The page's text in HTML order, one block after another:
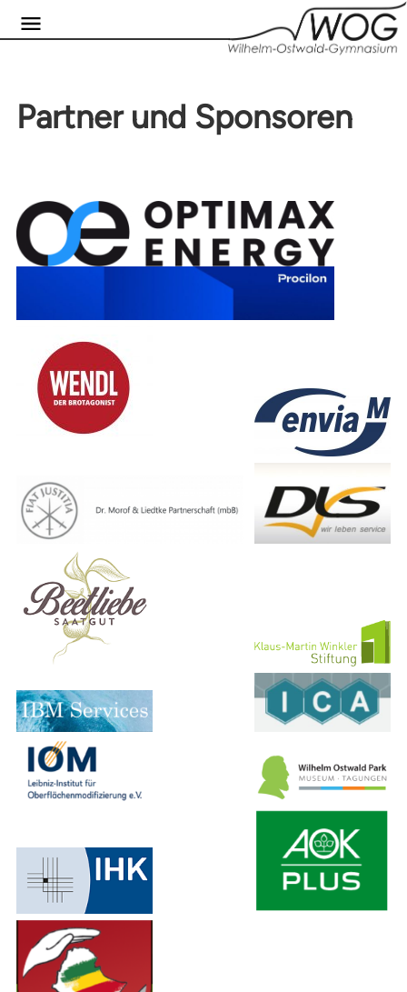
Partner und Sponsoren